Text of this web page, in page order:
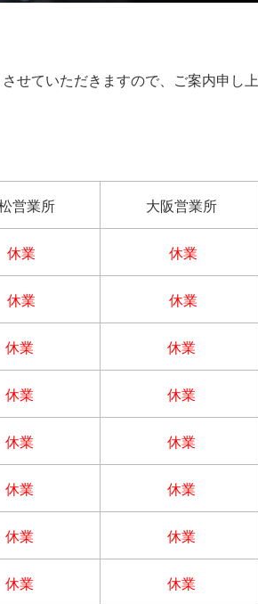
せていただきますので、ご案内申し上
営業所 大阪営業所
休業 休業
休業 休業
休業 休業
休業 休業
休業 休業
休業 休業
休業 休業
休業 休業